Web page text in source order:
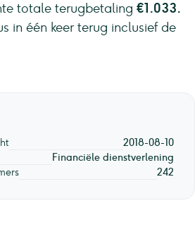
totale terugbetaling €1.033.
in één keer terug inclusief de
2018-08-10
Financiële dienstverlening
242